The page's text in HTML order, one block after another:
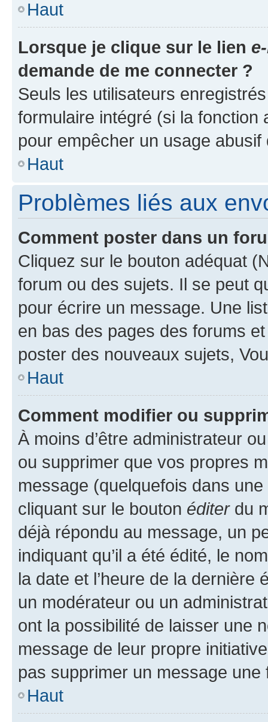
Haut
Lorsque je clique sur le lien
demande de me connecter ?
Seuls les utilisateurs
formulaire intégré (si la fonction
pour empêcher un usage
Haut
Problèmes liés aux
Comment poster dans un
Cliquez sur le bouton adéquat
forum ou des sujets. Il se peut
pour écrire un message. Une
en bas des pages des forums
poster des nouveaux sujets,
Haut
Comment modifier ou
À moins d’être administrateur
ou supprimer que vos propres
message (quelquefois dans
cliquant sur le bouton éditerdu
déjà répondu au message, un
indiquant qu’il a été édité, le
la date et l’heure de la dernière
un modérateur ou un
ont la possibilité de laisser une
message de leur propre
pas supprimer un message une
Haut